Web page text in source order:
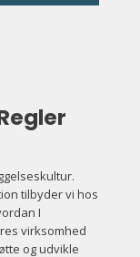
tilbyder vi hos
I
virksomhed
og udvikle